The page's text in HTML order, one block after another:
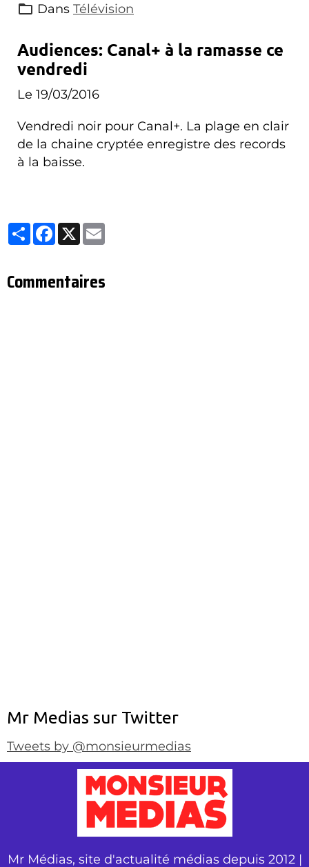
Dans Télévision
Audiences: Canal+ à la ramasse ce
vendredi
Le 19/03/2016
Vendredi noir pour Canal+. La plage en clair
de la chaine cryptée enregistre des records
à la baisse.
Partager
Facebook
X
Commentaires
Mr Medias sur Twitter
Tweets by @monsieurmedias
Mr Médias, site d'actualité médias depuis 2012 |